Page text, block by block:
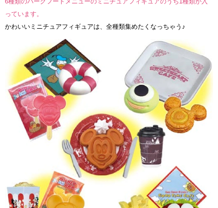
っています。
かわいいミニチュアフィギュアは、全種類集めたくなっちゃう♪